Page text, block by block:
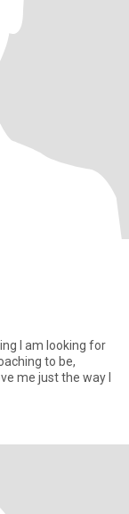
I am looking for
to be,
me just the way I